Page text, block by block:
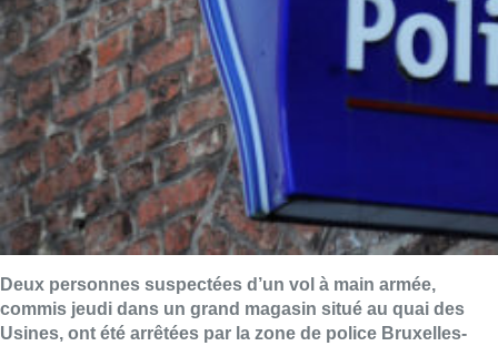
Deux personnes suspectées d’un vol à main armée,
commis jeudi dans un grand magasin situé au quai des
Usines, ont été arrêtées par la zone de police Bruxelles-